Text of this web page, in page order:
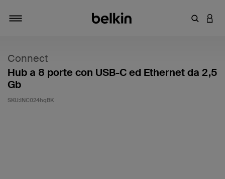
Inserisci
Connect
Hub a 8 porte con USB-C ed Ethernet da 2,5
Gb
SKU:INC024hqBK